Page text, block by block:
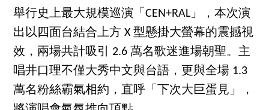
舉行史上最大規模巡演「CEN+RAL」，本次演
出以四面台結合上方 X 型懸掛大螢幕的震撼視
效，兩場共計吸引 2.6 萬名歌迷進場朝聖。主
唱井口理不僅大秀中文與台語，更與全場 1.3
萬名粉絲霸氣相約，直呼「下次大巨蛋見」，